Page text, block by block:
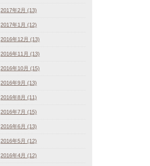
2017年2月 (13)
2017年1月 (12)
2016年12月 (13)
2016年11月 (13)
2016年10月 (15)
2016年9月 (13)
2016年8月 (11)
2016年7月 (15)
2016年6月 (13)
2016年5月 (12)
2016年4月 (12)